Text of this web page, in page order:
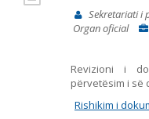
Sekretariati i
Organ oficial
Revizioni i
përvetësim i së
Rishikim i